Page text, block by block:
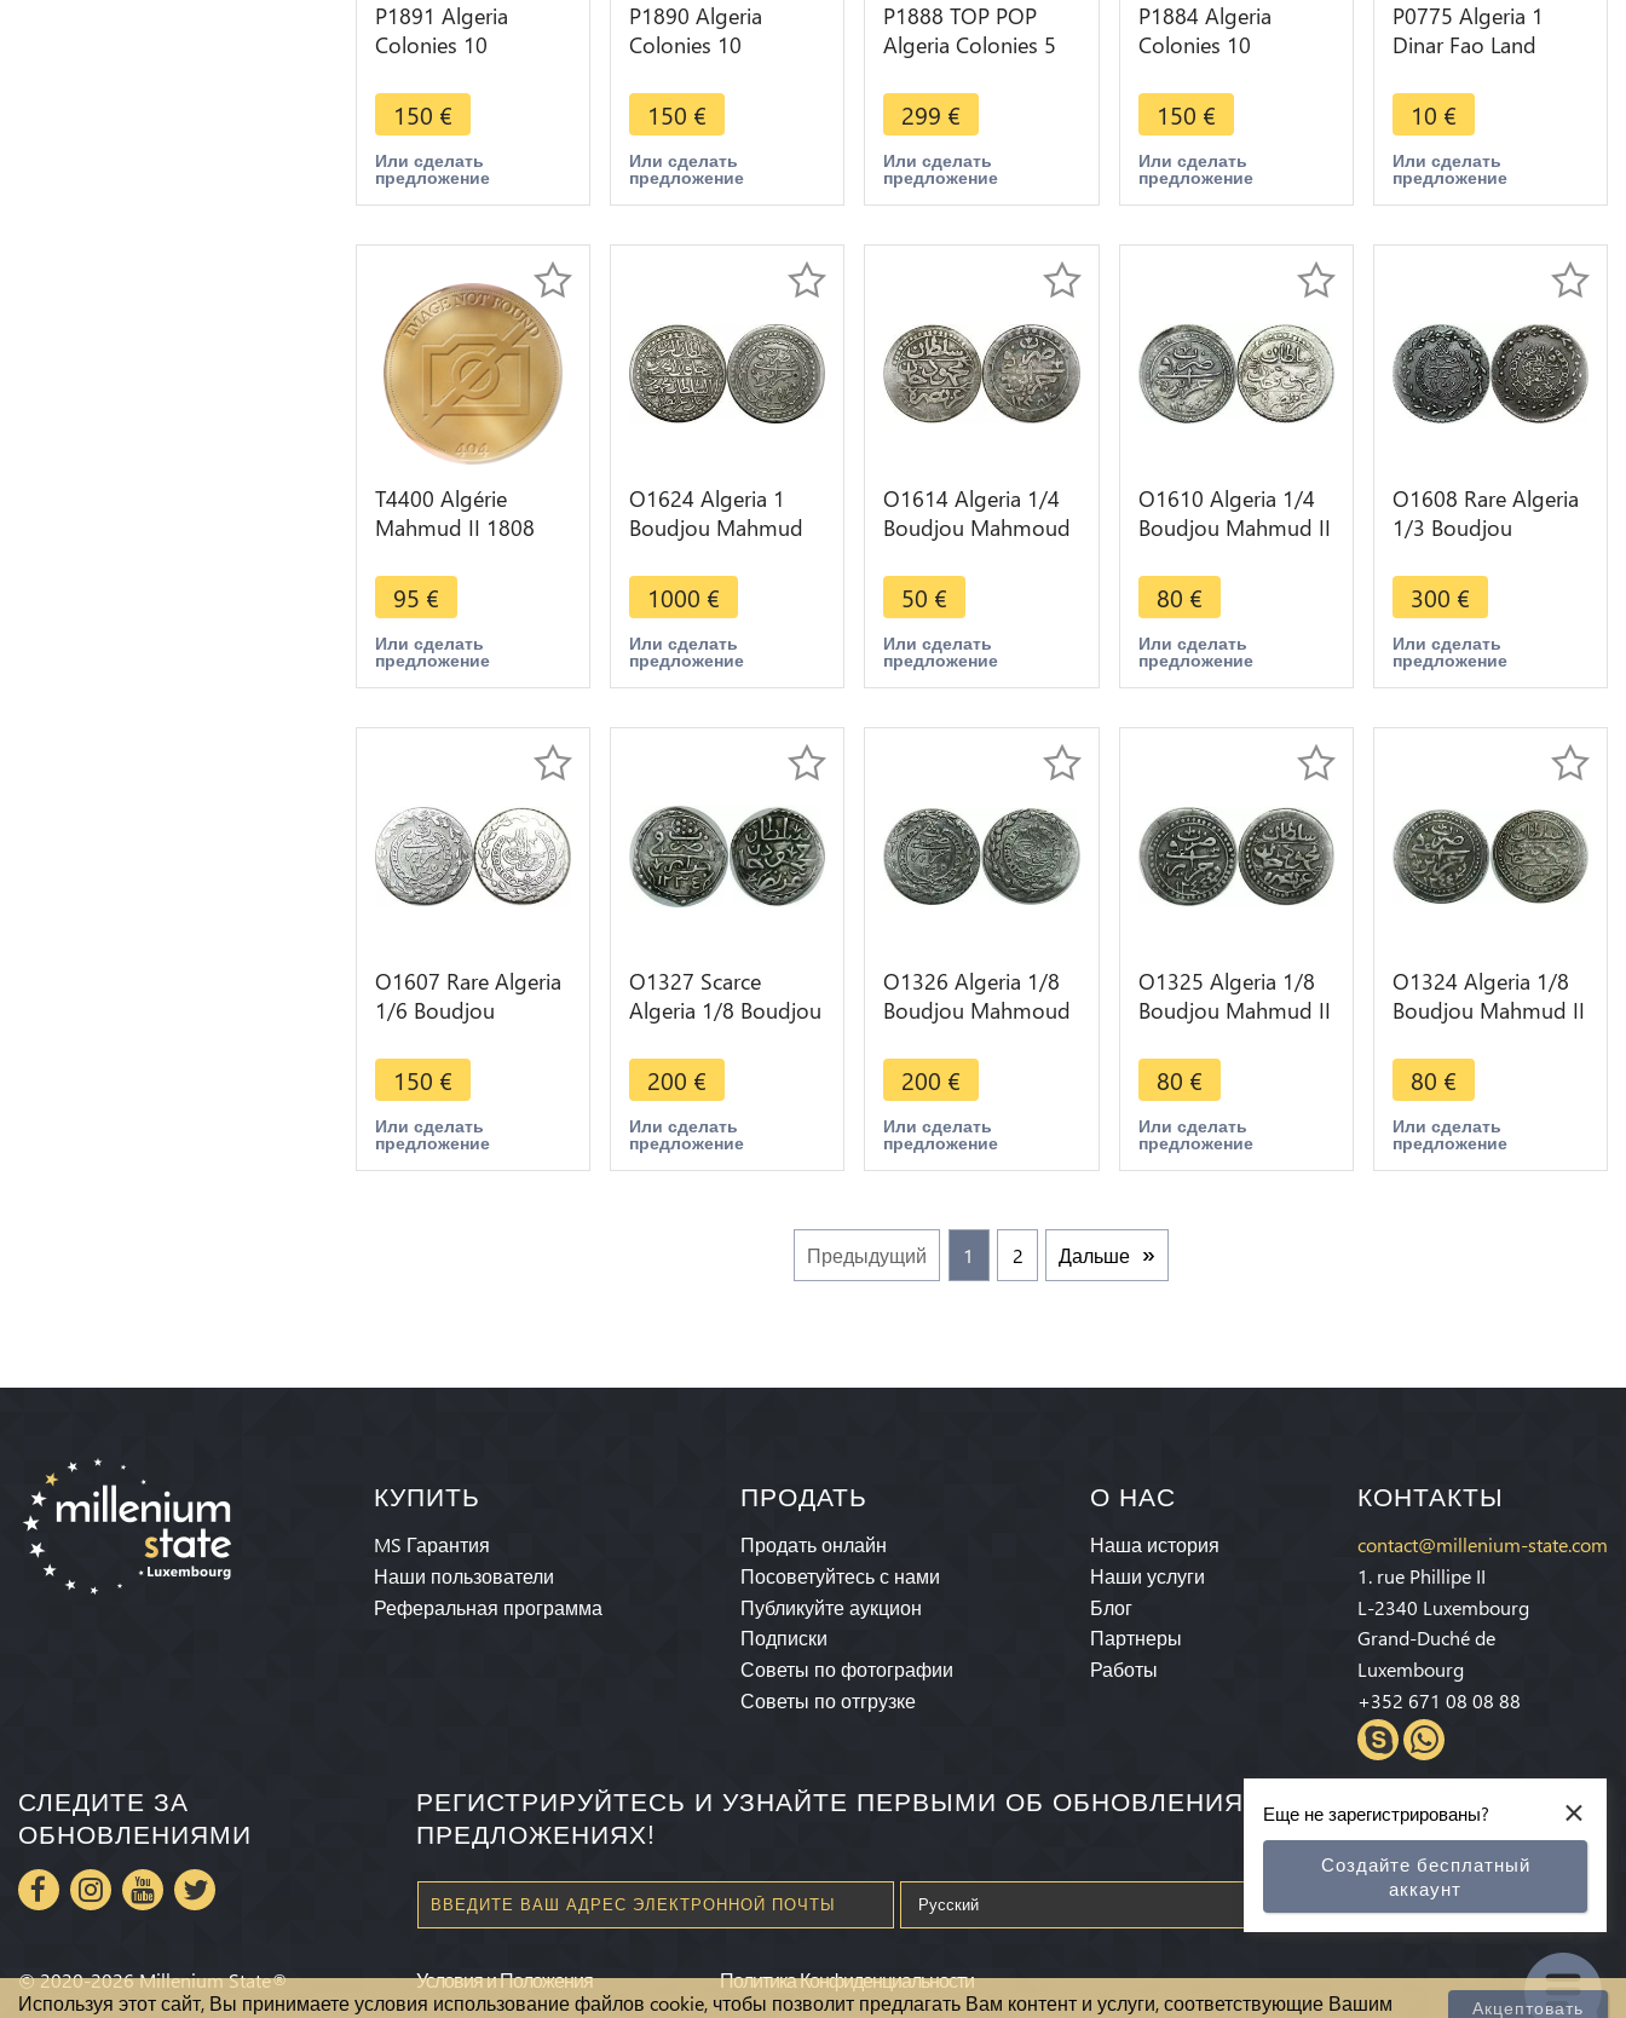
Используя этот сайт, Вы принимаете условия использование файлов cookie, чтобы позволит предлагать Вам контент и услуги, соответствующие Вашим
Акцептовать
P1891 Algeria
Colonies 10
Commerce Alger
1916 PCGS MS64
150 €
Или сделать
предложение
P1890 Algeria
Colonies 10
Commerce Alger
1916 PCGS MS65
150 €
Или сделать
предложение
P1888 TOP POP
Algeria Colonies 5
Commerce Alger
1916 NGC MS66
299 €
Или сделать
предложение
P1884 Algeria
Colonies 10
Commerce 1915
Bône PCGS MS63
150 €
Или сделать
предложение
P0775 Algeria 1
Dinar Fao Land
Commemorative
1972 UNC -> Make
offer
10 €
Или сделать
предложение
T4400 Algérie
Mahmud II 1808
boudjou 1244 1829
Silver
95 €
Или сделать
предложение
O1624 Algeria 1
Boudjou Mahmud
Silver
1000 €
Или сделать
предложение
O1614 Algeria 1/4
Boudjou Mahmoud
Silver
50 €
Или сделать
предложение
O1610 Algeria 1/4
Boudjou Mahmud II
décentrée casquette
80 €
Или сделать
предложение
O1608 Rare Algeria
1/3 Boudjou
1830 Silver
300 €
Или сделать
предложение
O1607 Rare Algeria
1/6 Boudjou
1830 Argent Silver
150 €
Или сделать
предложение
O1327 Scarce
Algeria 1/8 Boudjou
1834 1818 Silver XF
200 €
Или сделать
предложение
O1326 Algeria 1/8
Boudjou Mahmoud
200 €
Или сделать
предложение
O1325 Algeria 1/8
Boudjou Mahmud II
80 €
Или сделать
предложение
O1324 Algeria 1/8
Boudjou Mahmud II
80 €
Или сделать
предложение
Предыдущий 1 2 Дальше
КУПИТЬ
MS Гарантия
Наши пользователи
Реферальная программа
ПРОДАТЬ
Продать онлайн
Посоветуйтесь с нами
Публикуйте аукцион
Подписки
Советы по фотографии
Советы по отгрузке
О НАС
Наша история
Наши услуги
Блог
Партнеры
Работы
КОНТАКТЫ
contact@millenium-state.com
1. rue Phillipe II
L-2340 Luxembourg
Grand-Duché de
Luxembourg
+352 671 08 08 88
СЛЕДИТЕ ЗА
ОБНОВЛЕНИЯМИ
РЕГИСТРИРУЙТЕСЬ И УЗНАЙТЕ ПЕРВЫМИ ОБ ОБНОВЛЕНИЯХ И СПЕЦИАЛЬНЫХ
ПРЕДЛОЖЕНИЯХ!
Подписываться
©2020-2026Millenium State® Условия и Положения Политика Конфиденциальности
×
Еще не зарегистрированы?
Создайте бесплатный
аккаунт